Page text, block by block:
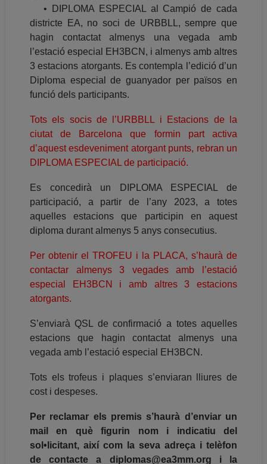
• DIPLOMA ESPECIAL al Campió de cada
districte EA, no soci de URBBLL, sempre que
hagin contactat almenys una vegada amb
l’estació especial EH3BCN, i almenys amb altres
3 estacions atorgants. Es contempla l’edició d’un
Diploma especial de guanyador per països en
funció dels participants.
Tots els socis de l’URBBLL i Estacions de la
ciutat de Barcelona que formin part activa
d’aquest esdeveniment atorgant punts, rebran un
DIPLOMA ESPECIAL de participació.
Es concedirà un DIPLOMA ESPECIAL de
participació, a partir de l’any 2023, a totes
aquelles estacions que participin en aquest
diploma durant almenys 5 anys consecutius.
Per obtenir el TROFEU i la PLACA, s’haurà de
contactar almenys 3 vegades amb l’estació
especial EH3BCN i amb altres 3 estacions
atorgants.
S’enviarà QSL de confirmació a totes aquelles
estacions que hagin contactat almenys una
vegada amb l’estació especial EH3BCN.
Tots els trofeus i plaques s’enviaran lliures de
cost i despeses.
Per reclamar els premis s’haurà d’enviar un
mail en què figurin nom i indicatiu del
sol•licitant, així com la seva adreça i telèfon
de contacte a diplomas@ea3mm.org i la